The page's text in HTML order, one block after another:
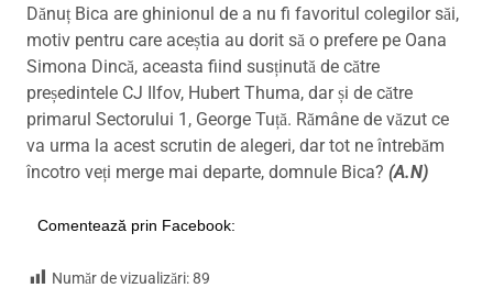
Dănuț Bica are ghinionul de a nu fi favoritul colegilor săi,
motiv pentru care aceștia au dorit să o prefere pe Oana
Simona Dincă, aceasta fiind susținută de către
președintele CJ Ilfov, Hubert Thuma, dar și de către
primarul Sectorului 1, George Tuță. Rămâne de văzut ce
va urma la acest scrutin de alegeri, dar tot ne întrebăm
încotro veți merge mai departe, domnule Bica? (A.N)
Comentează prin Facebook:
Număr de vizualizări:89